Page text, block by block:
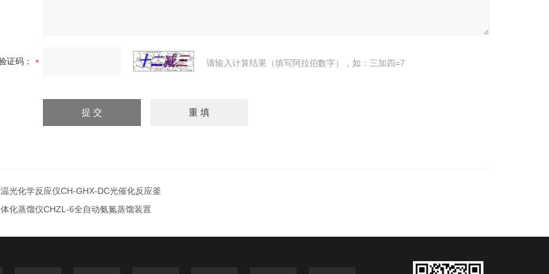
证码： 请输入计算结果（填写阿拉伯数字），如：三加四=7
光化学反应仪CH-GHX-DC光催化反应釜
化蒸馏仪CHZL-6全自动氨氮蒸馏装置